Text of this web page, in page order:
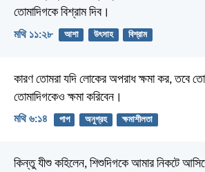
তোমাদিগকে বিশ্রাম দিব।
মথি ১১:২৮ আশা উৎসাহ বিশ্রাম
কারণ তোমরা যদি লোকের অপরাধ ক্ষমা কর, তবে
তোমাদিগকেও ক্ষমা করিবেন।
মথি ৬:১৪ পাপ অনুগ্রহ ক্ষমাশীলতা
কিন্তু যীশু কহিলেন, শিশুদিগকে আমার নিকটে